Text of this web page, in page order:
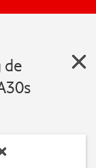
de